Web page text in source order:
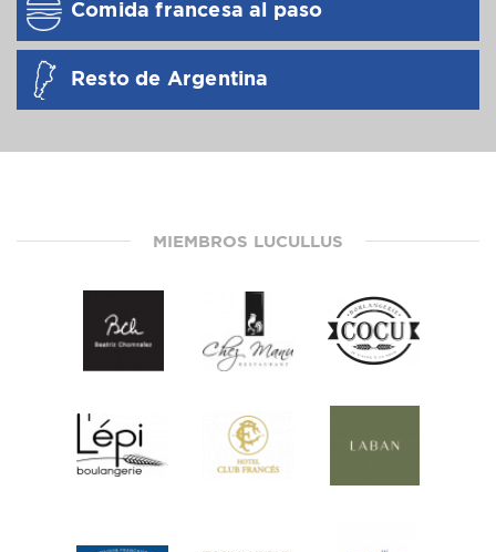
Comida francesa al paso
Resto de Argentina
MIEMBROS LUCULLUS